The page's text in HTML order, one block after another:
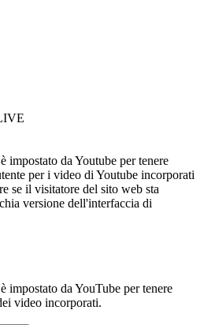
impostato da Youtube per tenere
per i video di Youtube incorporati
se il visitatore del sito web sta
versione dell'interfaccia di
impostato da YouTube per tenere
video incorporati.